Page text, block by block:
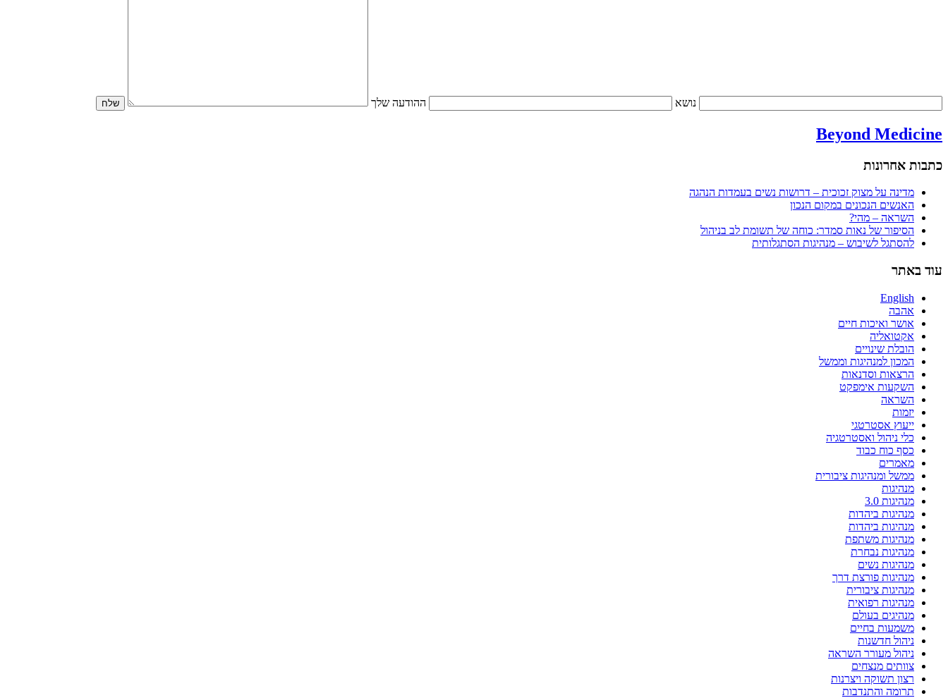
נושא ההודעה שלך
Beyond Medicine
כתבות אחרונות
מדינה על מצוק זכוכית – דרושות נשים בעמדות הנהגה
האנשים הנכונים במקום הנכון
השראה – מהי?
הסיפור של נאות סמדר: כוחה של תשומת לב בניהול
להסתגל לשיבוש – מנהיגות הסתגלותית
עוד באתר
English
אהבה
אושר ואיכות חיים
אקטואליה
הובלת שינויים
המכון למנהיגות וממשל
הרצאות וסדנאות
השקעות אימפקט
השראה
יזמות
ייעוץ אסטרטגי
כלי ניהול ואסטרטגיה
כסף כוח כבוד
מאמרים
ממשל ומנהיגות ציבורית
מנהיגות
מנהיגות 3.0
מנהיגות ביהדות
מנהיגות ביהדות
מנהיגות משתפת
מנהיגות נבחרת
מנהיגות נשים
מנהיגות פורצת דרך
מנהיגות ציבורית
מנהיגות רפואית
מנהיגים בעולם
משמעות בחיים
ניהול חדשנות
ניהול מעורר השראה
צוותים מנצחים
רצון תשוקה ויצרנות
תרומה והתנדבות